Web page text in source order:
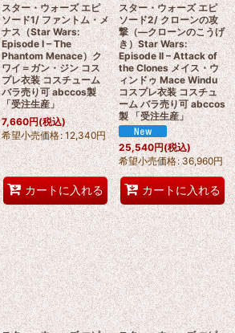
スター・ウォーズ エピ
ソード1/ ファントム・メ
ナス（Star Wars:
Episode I – The
Phantom Menace）ク
ワイ＝ガン・ジン コス
プレ衣装 コスチューム
バラ売り可 abccos製
「受注生産」
7,660円(税込)
希望小売価格: 12,340円
カートに入れる
スター・ウォーズ エピ
ソード2/ クローンの攻
撃（―クローンのこうげ
き）Star Wars:
Episode II – Attack of
the Clones メイス・ウ
ィンドゥ Mace Windu
コスプレ衣装 コスチュ
ーム バラ売り可 abccos
製 「受注生産」
25,540円(税込)
希望小売価格: 36,960円
カートに入れる